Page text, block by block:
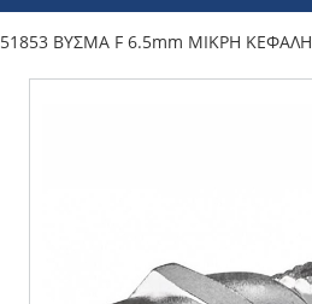
51853 ΒΥΣΜΑ F 6.5mm ΜΙΚΡΗ ΚΕΦΑΛΗ